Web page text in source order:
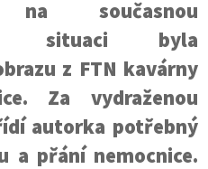
současnou
situaci byla
z FTN kavárny
Za vydraženou
autorka potřebný
a přání nemocnice.